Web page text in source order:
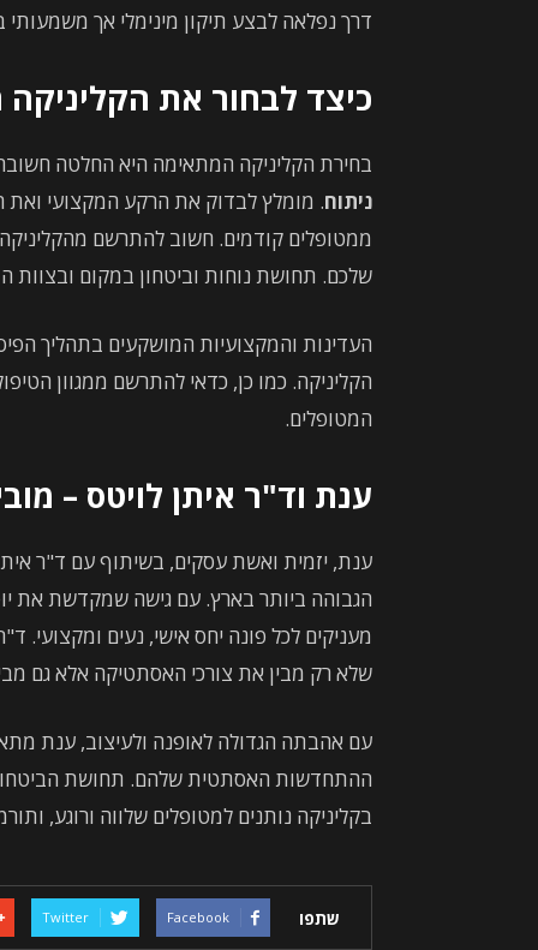
דרך נפלאה לבצע תיקון מינימלי אך משמעותי
כיצד לבחור את
בחירת הקליניקה המתאימה היא החלטה
ניתוח. מומלץ לבדוק את הרקע המקצועי ואת
ממטופלים קודמים. חשוב להתרשם
שלכם. תחושת נוחות וביטחון במקום
העדינות והמקצועיות המושקעים בתהליך
הקליניקה. כמו כן, כדאי להתרשם ממגוון
המטופלים.
ענת וד"ר איתן לויטס –
ענת, יזמית ואשת עסקים, בשיתוף עם ד"ר
הגבוהה ביותר בארץ. עם גישה שמקדשת את
מעניקים לכל פונה יחס אישי, נעים ומקצועי.
שלא רק מבין את צורכי האסתטיקה אלא גם
עם אהבתה הגדולה לאופנה ולעיצוב, ענת
ההתחדשות האסתטית שלהם. תחושת
בקליניקה נותנים למטופלים שלווה ורוגע,
שתפו Facebook
Twitter